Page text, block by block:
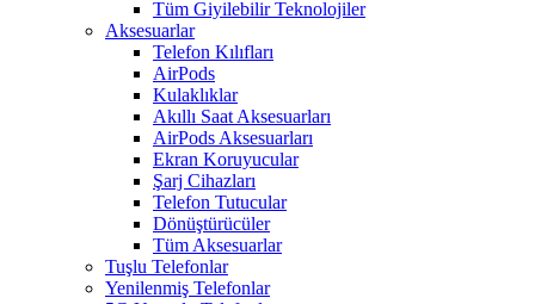
Tüm Giyilebilir Teknolojiler
Aksesuarlar
Telefon Kılıfları
AirPods
Kulaklıklar
Akıllı Saat Aksesuarları
AirPods Aksesuarları
Ekran Koruyucular
Şarj Cihazları
Telefon Tutucular
Dönüştürücüler
Tüm Aksesuarlar
Tuşlu Telefonlar
Yenilenmiş Telefonlar